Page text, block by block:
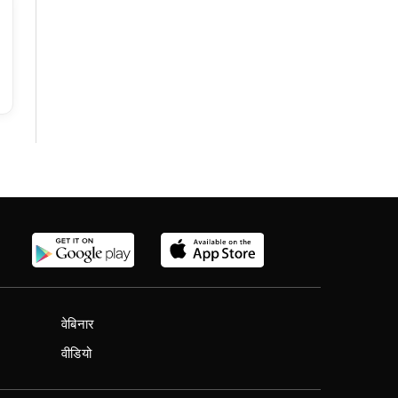
वेबिनार
वीडियो